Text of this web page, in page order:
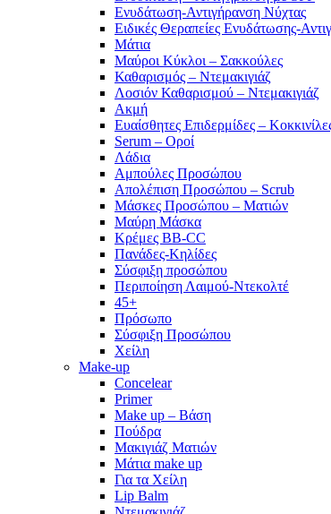
Ενυδάτωση-Αντιγήρανση Νύχτας
Ειδικές Θεραπείες Ενυδάτωσης-
Μάτια
Μαύροι Κύκλοι – Σακκούλες
Καθαρισμός – Ντεμακιγιάζ
Λοσιόν Καθαρισμού – Ντεμακιγιάζ
Ακμή
Ευαίσθητες Επιδερμίδες –
Serum – Οροί
Λάδια
Αμπούλες Προσώπου
Απολέπιση Προσώπου – Scrub
Μάσκες Προσώπου – Ματιών
Μαύρη Μάσκα
Κρέμες BB-CC
Πανάδες-Κηλίδες
Σύσφιξη προσώπου
Περιποίηση Λαιμού-Ντεκολτέ
45+
Πρόσωπο
Σύσφιξη Προσώπου
Χείλη
Make-up
Concelear
Primer
Make up – Βάση
Πούδρα
Μακιγιάζ Ματιών
Μάτια make up
Για τα Χείλη
Lip Balm